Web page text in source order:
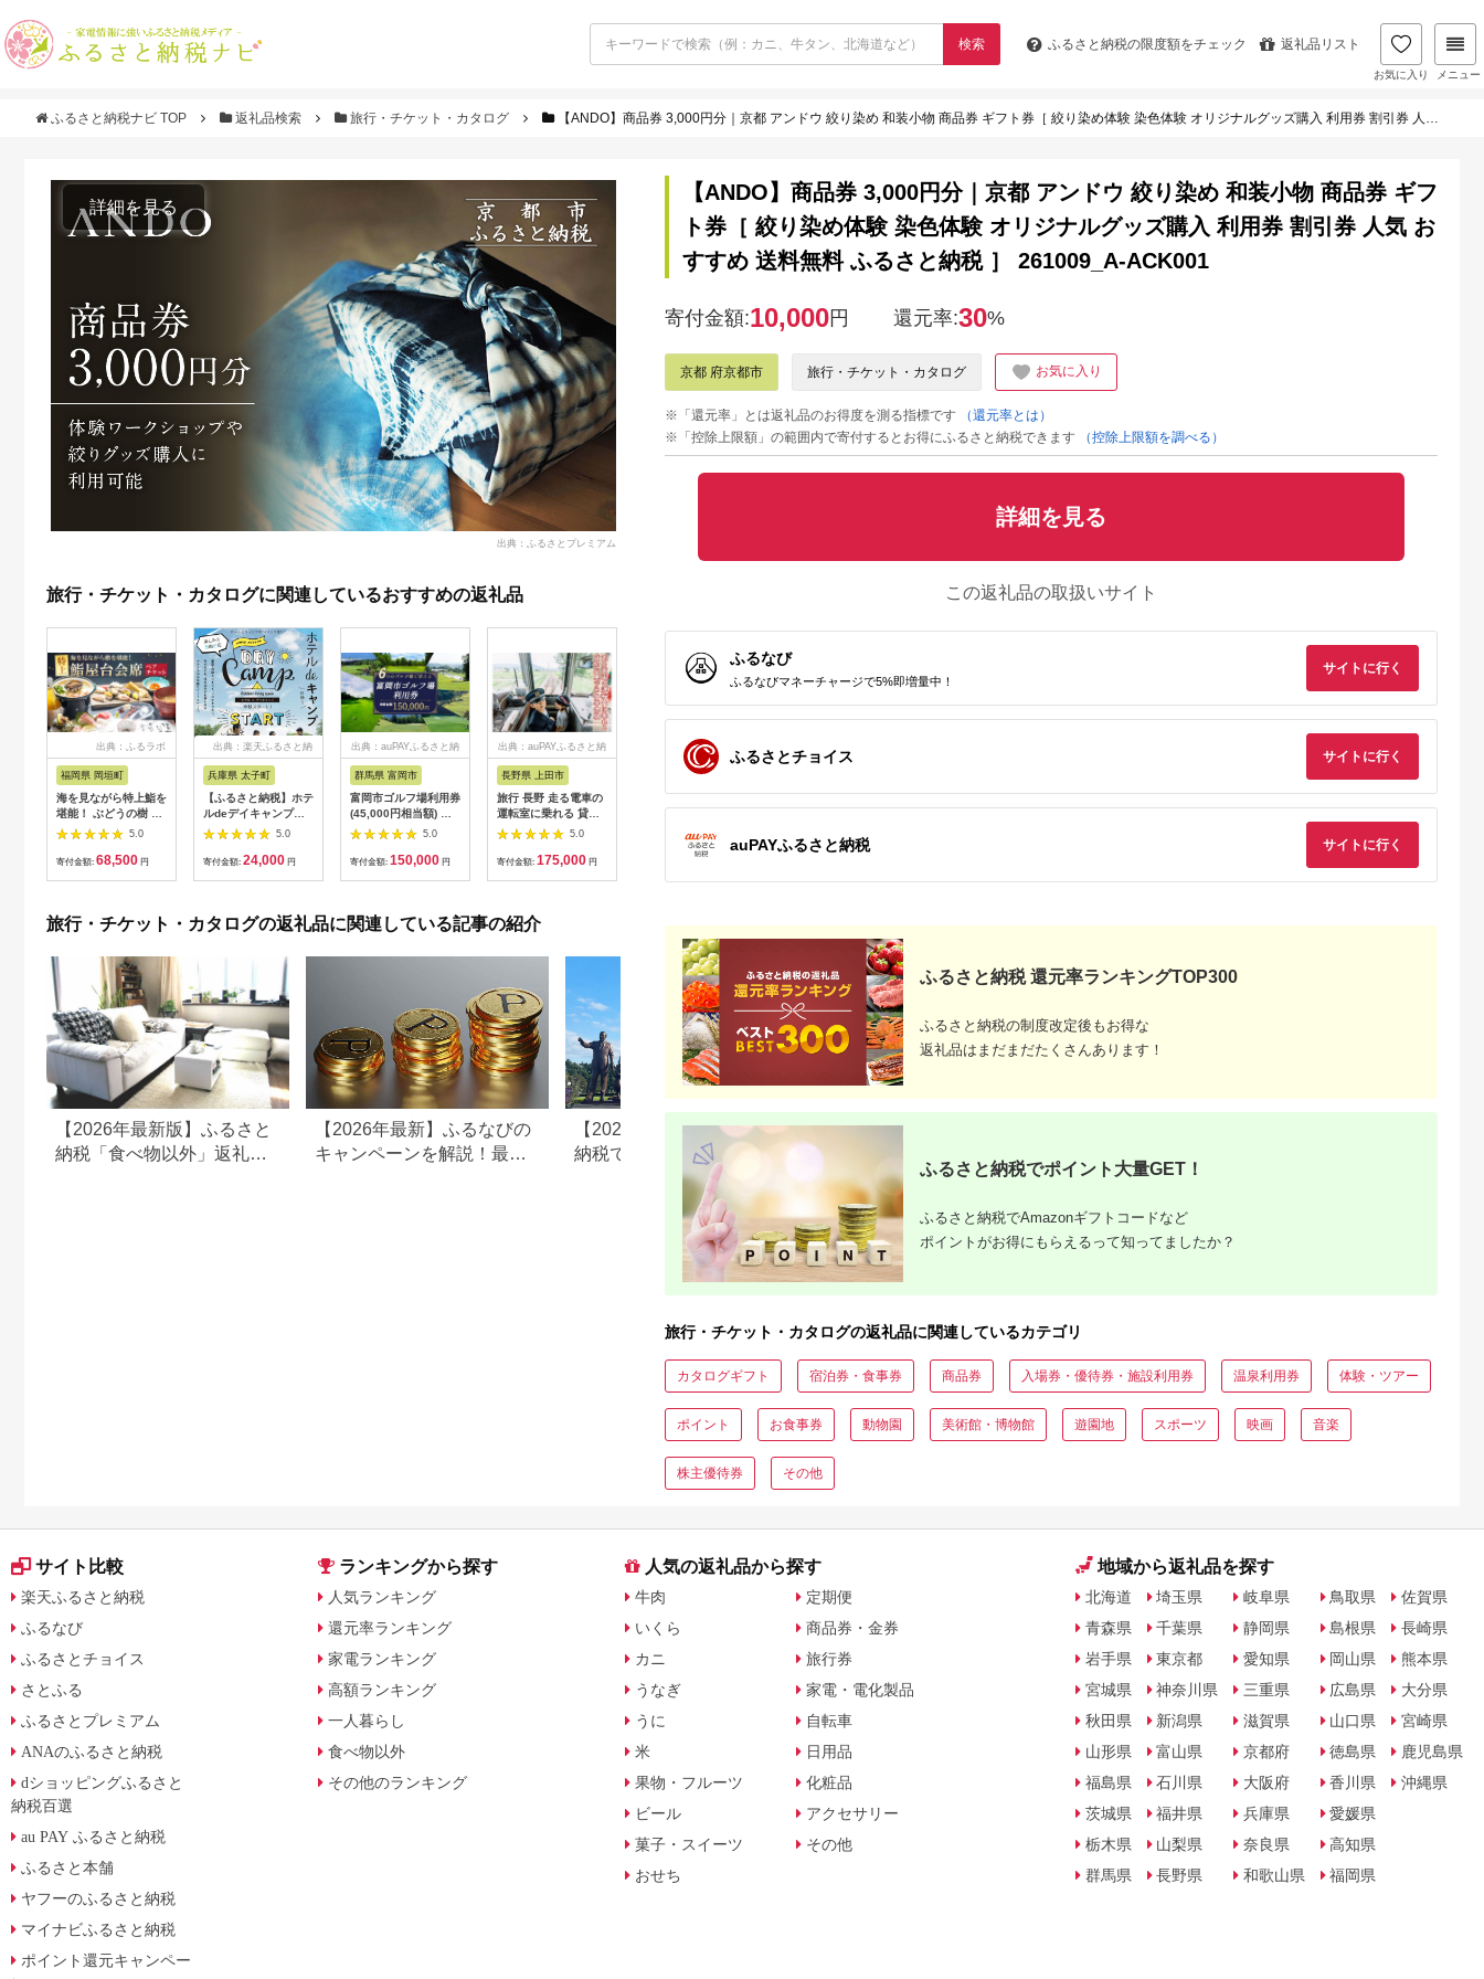
検索 ふるさと納税の限度額をチェック 返礼品リスト
お気に入り メニュー
ふるさと納税ナビ TOP 返礼品検索 旅行・チケット・カタログ 【ANDO】商品券 3,000円分｜京都 アンドウ 絞り染め 和装小物 商品券 ギフト券［ 絞り染め体験 染色体験 オリジナルグッズ購入 利用券 割引券 人気 おすすめ 送料無料 ふるさと納税 ］ 261009_A-ACK001
詳細を見る
出典：ふるさとプレミアム
旅行・チケット・カタログに関連しているおすすめの返礼品
出典：ふるラボ
福岡県 岡垣町
海を見ながら特上鮨を
堪能！ ぶどうの樹 鮨
屋台ペア お食事券 海
鮮 海 屋台 食事 ペア
福岡県 岡垣町
5.0
寄付金額: 68,500 円
出典：楽天ふるさと納
兵庫県 太子町
【ふるさと納税】ホテ
ルdeデイキャンプ体
験チケット
【1364991】
5.0
寄付金額: 24,000 円
出典：auPAYふるさと納
群馬県 富岡市
富岡市ゴルフ場利用券
(45,000円相当額) ゴ
ルフ チケット 平日 土
日 祝日 プレー券 関東
群馬県 首都圏 F20E-
5.0
寄付金額: 150,000 円
出典：auPAYふるさと納
長野県 上田市
旅行 長野 走る電車の
運転室に乗れる 貸切
列車でお仕事体験 体
験 チケット 電車 鉄道
列車 サービス 子供 子
5.0
寄付金額: 175,000 円
出典：dショッピングふ
るさと納税
岐阜県 可児市
富士カントリー可児ク
5.0
500,000
伊東園ホテル・伊東園
1泊2日2食付き(1名様
159-2009-06 大磯迎
石垣島の自然を満喫！
北海道富良野市 日本
信州健康ランド ギフ
サウナ 大浴場 ボディ
旅行・チケット・カタログの返礼品に関連している記事の紹介
【2026年最新版】ふるさと
納税「食べ物以外」返礼品
【2026年最新】ふるなびの
キャンペーンを解説！最大
【2026年最新版】ふるさと
納税でディズニー返礼品は
もらえる？ホテル・チケッ
ト・公式グッズを徹底解説
ふるさと納税、年収いくら
すめ返礼品も紹介
【ANDO】商品券 3,000円分｜京都 アンドウ 絞り染め 和装小物 商品券 ギフ
ト券［ 絞り染め体験 染色体験 オリジナルグッズ購入 利用券 割引券 人気 お
すすめ 送料無料 ふるさと納税 ］ 261009_A-ACK001
寄付金額:10,000円 還元率:30%
京都 府京都市 旅行・チケット・カタログ お気に入り
※「還元率」とは返礼品のお得度を測る指標です
（還元率とは）
※「控除上限額」の範囲内で寄付するとお得にふるさと納税できます
（控除上限額を調べる）
詳細を見る
この返礼品の取扱いサイト
ふるなび
ふるなびマネーチャージで5%即増量中！
サイトに行く
ふるさとチョイス サイトに行く
auPAYふるさと納税 サイトに行く
ふるさと納税 還元率ランキングTOP300
ふるさと納税の制度改定後もお得な
返礼品はまだまだたくさんあります！
ふるさと納税でポイント大量GET！
ふるさと納税でAmazonギフトコードなど
ポイントがお得にもらえるって知ってましたか？
旅行・チケット・カタログの返礼品に関連しているカテゴリ
カタログギフト 宿泊券・食事券 商品券 入場券・優待券・施設利用券 温泉利用券 体験・ツアー
ポイント お食事券 動物園 美術館・博物館 遊園地 スポーツ 映画 音楽
株主優待券 その他
サイト比較
楽天ふるさと納税
ふるなび
ふるさとチョイス
さとふる
ふるさとプレミアム
ANAのふるさと納税
dショッピングふるさと
納税百選
au PAY ふるさと納税
ふるさと本舗
ヤフーのふるさと納税
マイナビふるさと納税
ポイント還元キャンペー
ランキングから探す
人気ランキング
還元率ランキング
家電ランキング
高額ランキング
一人暮らし
食べ物以外
その他のランキング
人気の返礼品から探す
牛肉
いくら
カニ
うなぎ
うに
米
果物・フルーツ
ビール
菓子・スイーツ
おせち
定期便
商品券・金券
旅行券
家電・電化製品
自転車
日用品
化粧品
アクセサリー
その他
地域から返礼品を探す
北海道
青森県
岩手県
宮城県
秋田県
山形県
福島県
茨城県
栃木県
群馬県
埼玉県
千葉県
東京都
神奈川県
新潟県
富山県
石川県
福井県
山梨県
長野県
岐阜県
静岡県
愛知県
三重県
滋賀県
京都府
大阪府
兵庫県
奈良県
和歌山県
鳥取県
島根県
岡山県
広島県
山口県
徳島県
香川県
愛媛県
高知県
福岡県
佐賀県
長崎県
熊本県
大分県
宮崎県
鹿児島県
沖縄県